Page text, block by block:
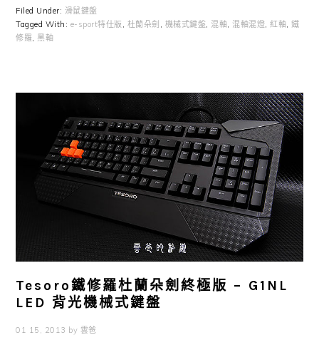
Filed Under: 滑鼠鍵盤
Tagged With: e-sport特仕版 , 杜蘭朵劍 , 機械式鍵盤, 混軸, 混軸混燈,紅軸,鐵
修羅,黑軸
Tesoro鐵修羅杜蘭朵劍終極版 – G1NL
LED 背光機械式鍵盤
01 15, 2013 by 雲爸